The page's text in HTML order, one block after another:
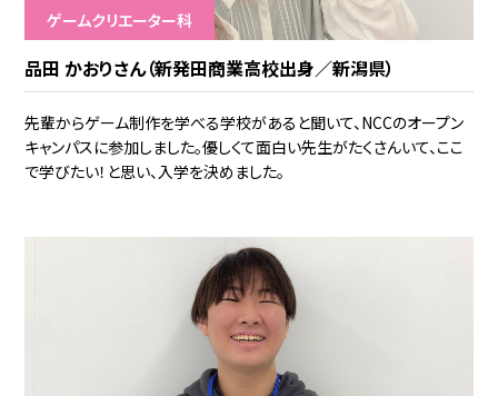
ゲームクリエーター科
品田 かおりさん（新発田商業高校出身／新潟県）
先輩からゲーム制作を学べる学校があると聞いて、NCCのオープン
キャンパスに参加しました。優しくて面白い先生がたくさんいて、ここ
で学びたい！と思い、入学を決めました。